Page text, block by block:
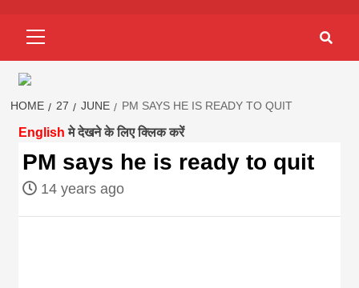
hindi
||madhesh
first hindi
magazine of
HOME 27 JUNE PM SAYS HE IS READY TO QUIT
English मे देखने के लिए क्लिक करें
PM says he is ready to quit
14 years ago